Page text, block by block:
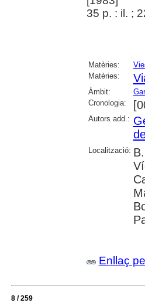
35 p. : il. ;
Matèries:
Matèries:
Àmbit:
Cronologia:
Autors add.:
Localització:
Enllaç
8 / 259